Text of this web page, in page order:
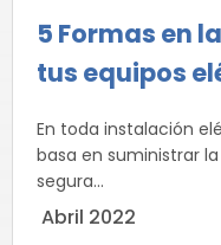
5 Formas en
tus equipos
En toda instalación
basa en suministrar
segura...
Abril 2022